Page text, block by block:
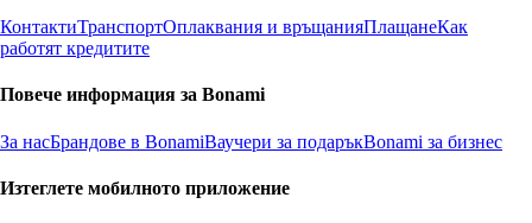
КонтактиТранспортОплаквания и връщанияПлащанеКак
работят кредитите
Повече информация за Bonami
За насБрандове в BonamiВаучери за подаръкBonami за бизнес
Изтеглете мобилното приложение